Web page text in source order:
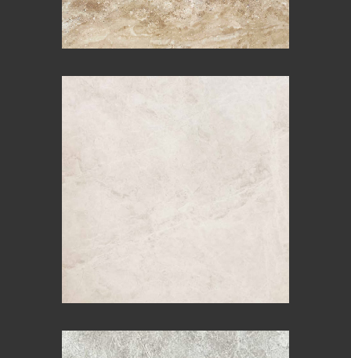
VANILLA SPIDER
MOON GREY